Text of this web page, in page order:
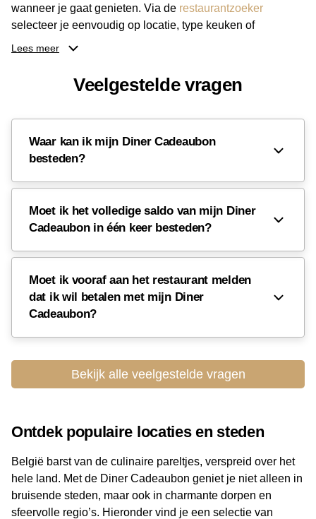
wanneer je gaat genieten. Via de restaurantzoeker
selecteer je eenvoudig op locatie, type keuken of
gewenste sfeer. Of je nu dineert in Brussel of Antwerpen
klassiekers, er is altijd volop keuze.
Lees meer
Veelgestelde vragen
Waar kan ik mijn Diner Cadeaubon
besteden?
Moet ik het volledige saldo van mijn Diner
Cadeaubon in één keer besteden?
Moet ik vooraf aan het restaurant melden
dat ik wil betalen met mijn Diner
Cadeaubon?
Bekijk alle veelgestelde vragen
Ontdek populaire locaties en steden
België barst van de culinaire pareltjes, verspreid over het
hele land. Met de Diner Cadeaubon geniet je niet alleen in
bruisende steden, maar ook in charmante dorpen en
sfeervolle regio’s. Hieronder vind je een selectie van